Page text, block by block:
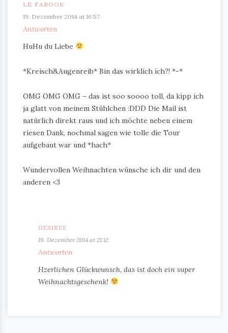
LE FABOOK
19. Dezember 2014 at 16:57
Antworten
HuHu du Liebe
*Kreisch&Augenreib* Bin das wirklich ich?! *-*
OMG OMG OMG – das ist soo soooo toll, da kipp ich
ja glatt von meinem Stühlchen :DDD Die Mail ist
natürlich direkt raus und ich möchte neben einem
riesen Dank, nochmal sagen wie tolle die Tour
aufgebaut war und *hach*
Wundervollen Weihnachten wünsche ich dir und den
anderen <3
DESIREE
19. Dezember 2014 at 21:12
Antworten
Hzerlichen Glückwunsch, das ist doch ein super
Weihnachtsgeschenk!